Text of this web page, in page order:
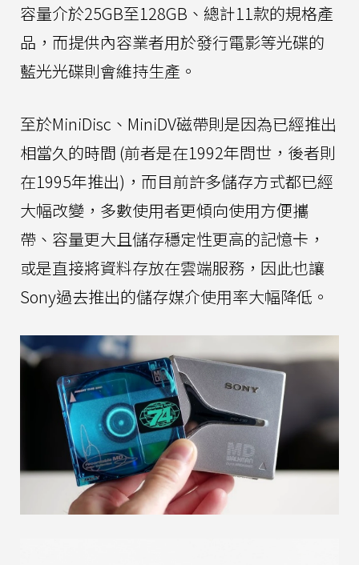
容量介於25GB至128GB、總計11款的規格產
品，而提供內容業者用於發行電影等光碟的
藍光光碟則會維持生產。
至於MiniDisc、MiniDV磁帶則是因為已經推出
相當久的時間 (前者是在1992年問世，後者則
在1995年推出)，而目前許多儲存方式都已經
大幅改變，多數使用者更傾向使用方便攜
帶、容量更大且儲存穩定性更高的記憶卡，
或是直接將資料存放在雲端服務，因此也讓
Sony過去推出的儲存媒介使用率大幅降低。